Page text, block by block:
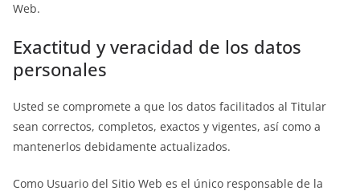
Web.
Exactitud y veracidad de los datos
personales
Usted se compromete a que los datos facilitados al Titular
sean correctos, completos, exactos y vigentes, así como a
mantenerlos debidamente actualizados.
Como Usuario del Sitio Web es el único responsable de la